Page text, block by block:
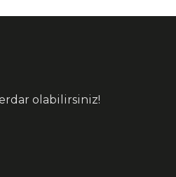
olabilirsiniz!